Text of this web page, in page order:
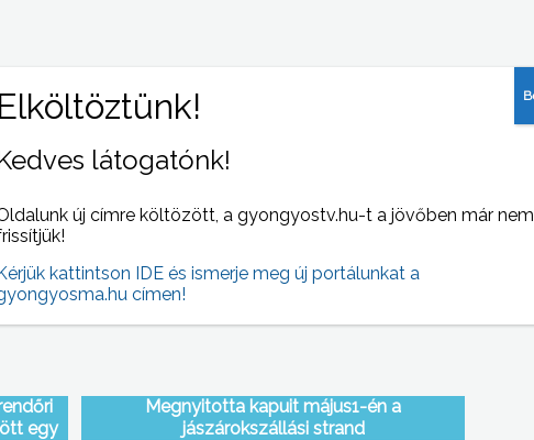
A Fő téren majálisozott szombaton a városi
képviselői és képviselőjelöltjei is
egy
Megnyitotta kapuit május1-én a
jászárokszállási strand
látogatónk!
új címre költözött, a gyongyostv.hu-t a jövőben már nem
kattintson IDE és ismerje meg új portálunkat a
címen!